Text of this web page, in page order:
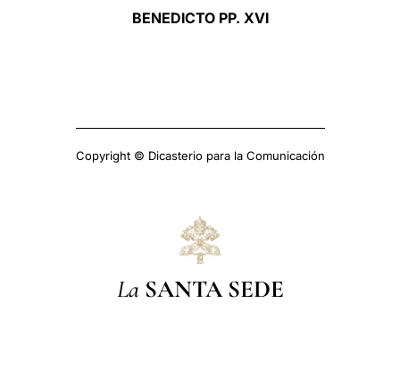
BENEDICTO PP. XVI
Copyright © Dicasterio para la Comunicación
La SANTA SEDE